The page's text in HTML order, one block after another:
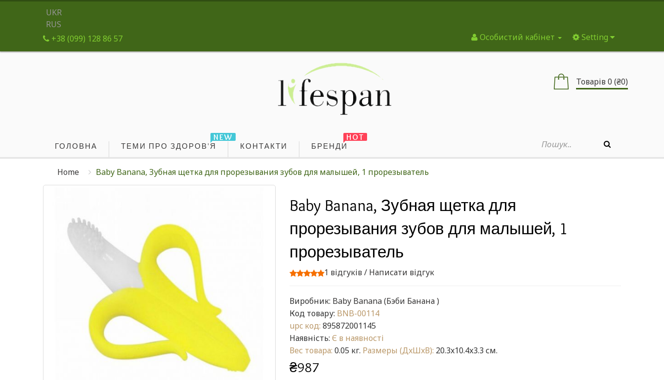
UKR
RUS
Особистий кабінет
Setting
+38 (099) 128 86 57
Товарів 0 (₴0)
ГОЛОВНА
NEW
ТЕМИ ПРО ЗДОРОВ'Я КОНТАКТИ
HOT
БРЕНДИ
Home Baby Banana, Зубная щетка для прорезывания зубов для малышей, 1 прорезыватель
Baby Banana, Зубная щетка для
прорезывания зубов для малышей, 1
прорезыватель
1 відгуків/ Написати відгук
Виробник: Baby Banana (Бэби Банана )
Код товару: BNB-00114
upc код: 895872001145
Наявність:Є в наявності
Вес товара: 0.05 кг. Размеры (ДxШxВ): 20.3x10.4x3.3 см.
₴987